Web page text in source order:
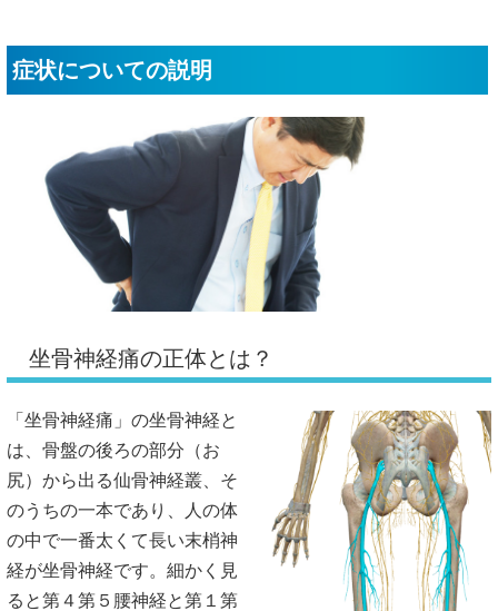
症状についての説明
坐骨神経痛の正体とは？
「坐骨神経痛」の坐骨神経と
は、骨盤の後ろの部分（お
尻）から出る仙骨神経叢、そ
のうちの一本であり、人の体
の中で一番太くて長い末梢神
経が坐骨神経です。細かく見
ると第４第５腰神経と第１第